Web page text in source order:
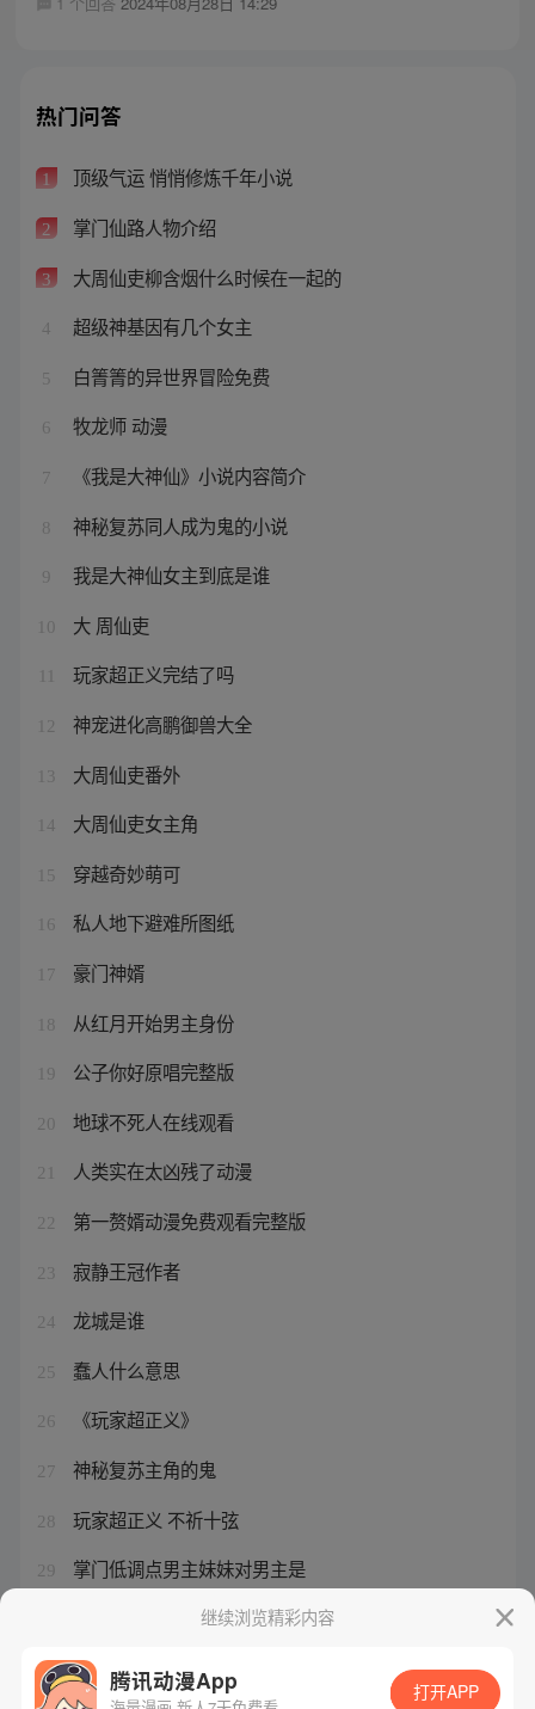
热门问答
1 顶级气运 悄悄修炼千年小说
2 掌门仙路人物介绍
3 大周仙吏柳含烟什么时候在一起的
4 超级神基因有几个女主
5 白箐箐的异世界冒险免费
6 牧龙师 动漫
7 《我是大神仙》小说内容简介
8 神秘复苏同人成为鬼的小说
9 我是大神仙女主到底是谁
10 大 周仙吏
玩家超正义完结了吗
12 神宠进化高鹏御兽大全
13 大周仙吏番外
14 大周仙吏女主角
15 穿越奇妙萌可
16 私人地下避难所图纸
17 豪门神婿
18 从红月开始男主身份
19 公子你好原唱完整版
20 地球不死人在线观看
21 人类实在太凶残了动漫
22 第一赘婿动漫免费观看完整版
23 寂静王冠作者
24 龙城是谁
25 蠢人什么意思
26 《玩家超正义》
27 神秘复苏主角的鬼
28 玩家超正义 不祈十弦
29 掌门低调点男主妹妹对男主是
超神宠兽店有女主吗继续浏览精彩内容
腾讯动漫App 打开APP